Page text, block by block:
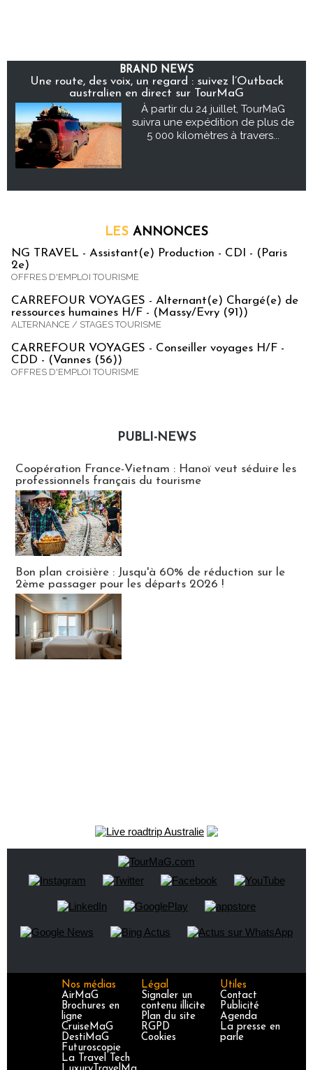
BRAND NEWS
Une route, des voix, un regard : suivez l’Outback
australien en direct sur TourMaG
À partir du 24 juillet, TourMaG
suivra une expédition de plus de
5 000 kilomètres à travers...
LES ANNONCES
NG TRAVEL - Assistant(e) Production - CDI - (Paris
2e)
OFFRES D'EMPLOI TOURISME
CARREFOUR VOYAGES - Alternant(e) Chargé(e) de
ressources humaines H/F - (Massy/Evry (91))
ALTERNANCE / STAGES TOURISME
CARREFOUR VOYAGES - Conseiller voyages H/F -
CDD - (Vannes (56))
OFFRES D'EMPLOI TOURISME
PUBLI-NEWS
Coopération France-Vietnam : Hanoï veut séduire les
professionnels français du tourisme
Bon plan croisière : Jusqu'à 60% de réduction sur le
2ème passager pour les départs 2026 !
Nos médias
AirMaG
Brochures en
ligne
CruiseMaG
DestiMaG
Futuroscopie
La Travel Tech
Légal
Signaler un
contenu illicite
Plan du site
RGPD
Cookies
Utiles
Contact
Publicité
Agenda
La presse en
parle